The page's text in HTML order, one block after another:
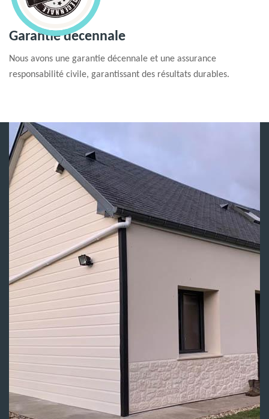
Garantie decennale
Nous avons une garantie décennale et une assurance
responsabilité civile, garantissant des résultats durables.